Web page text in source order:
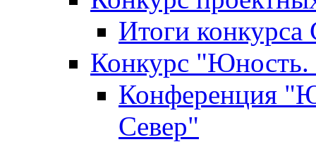
Итоги конкурса
Конкурс "Юность.
Конференция
Север"